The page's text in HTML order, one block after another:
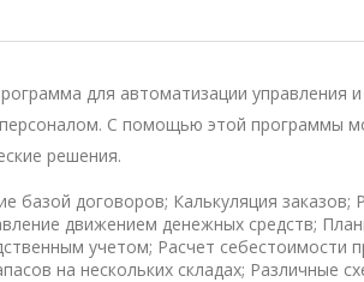
для автоматизации управления
С помощью этой программы
решения.
базой договоров; Калькуляция
движением денежных средств;
учетом; Расчет себестоимости
на нескольких складах;